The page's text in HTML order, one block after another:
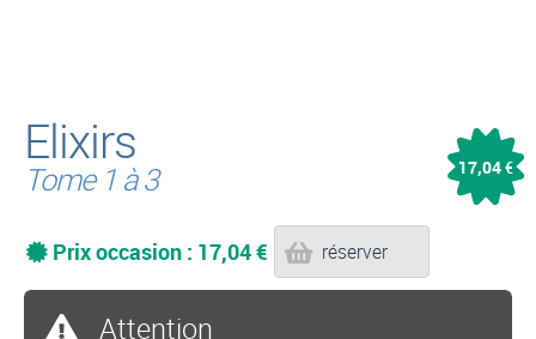
Elixirs
Tome 1 à 3 17,04€
Prix occasion : 17,04 € réserver
Attention